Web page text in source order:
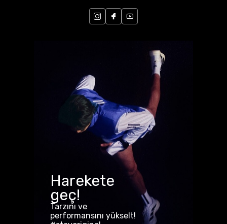
Harekete
geç!
Tarzını ve
performansını yükselt!